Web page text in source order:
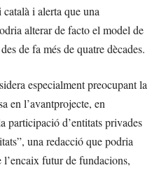
i alerta que una
alterar de facto el model de
de fa més de quatre dècades.
especialment preocupant la
en l’avantprojecte, en
participació d’entitats privades
una redacció que podria
futur de fundacions,